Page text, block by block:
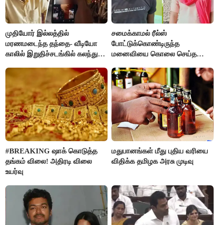
முதியோர் இல்லத்தில்
மரணமடைந்த தந்தை- வீடியோ
காலில் இறுதிச்சடங்கில் கலந்து
சமைக்காமல் ரீல்ஸ்
போட்டுக்கொண்டிருந்த
மனைவியை கொலை செய்த
#BREAKING ஷாக் கொடுத்த
தங்கம் விலை! அதிரடி விலை
உயர்வு
மதுபானங்கள் மீது புதிய வரியை
விதிக்க தமிழக அரசு முடிவு